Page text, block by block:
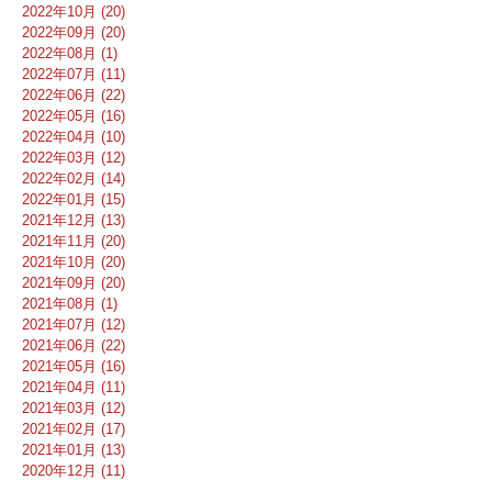
2022年10月 (20)
2022年09月 (20)
2022年08月 (1)
2022年07月 (11)
2022年06月 (22)
2022年05月 (16)
2022年04月 (10)
2022年03月 (12)
2022年02月 (14)
2022年01月 (15)
2021年12月 (13)
2021年11月 (20)
2021年10月 (20)
2021年09月 (20)
2021年08月 (1)
2021年07月 (12)
2021年06月 (22)
2021年05月 (16)
2021年04月 (11)
2021年03月 (12)
2021年02月 (17)
2021年01月 (13)
2020年12月 (11)